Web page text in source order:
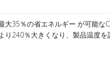
35％の省エネルギー が可能な
240％大きくなり、製品温度